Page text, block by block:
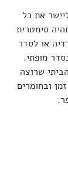
את כל
סימטרית
או לסדר
מופתי.
שרוצה
ובחומרים